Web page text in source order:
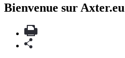
Bienvenue sur Axter.eu